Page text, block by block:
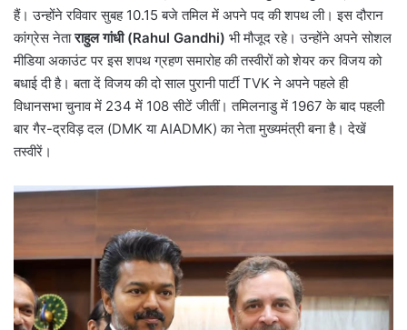
हैं। उन्होंने रविवार सुबह 10.15 बजे तमिल में अपने पद की शपथ ली। इस दौरान
कांग्रेस नेताराहुल गांधी (Rahul Gandhi) भी मौजूद रहे। उन्होंने अपने सोशल
मीडिया अकाउंट पर इस शपथ ग्रहण समारोह की तस्वीरों को शेयर कर विजय को
बधाई दी है। बता दें विजय की दो साल पुरानी पार्टी TVK ने अपने पहले ही
विधानसभा चुनाव में 234 में 108 सीटें जीतीं। तमिलनाडु में 1967 के बाद पहली
बार गैर-द्रविड़ दल (DMK या AIADMK) का नेता मुख्यमंत्री बना है। देखें
तस्वीरें।